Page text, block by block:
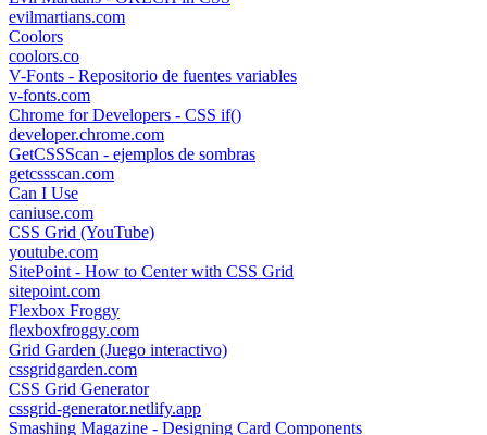
evilmartians.com
Coolors
coolors.co
V-Fonts - Repositorio de fuentes variables
v-fonts.com
Chrome for Developers - CSS if()
developer.chrome.com
GetCSSScan - ejemplos de sombras
getcssscan.com
Can I Use
caniuse.com
CSS Grid (YouTube)
youtube.com
SitePoint - How to Center with CSS Grid
sitepoint.com
Flexbox Froggy
flexboxfroggy.com
Grid Garden (Juego interactivo)
cssgridgarden.com
CSS Grid Generator
cssgrid-generator.netlify.app
Smashing Magazine - Designing Card Components